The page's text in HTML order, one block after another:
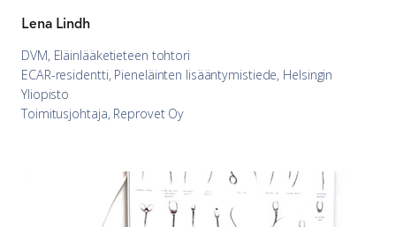
Lena Lindh
DVM, Eläinlääketieteen tohtori
ECAR-residentti, Pieneläinten lisääntymistiede, Helsingin
Yliopisto
Toimitusjohtaja, Reprovet Oy